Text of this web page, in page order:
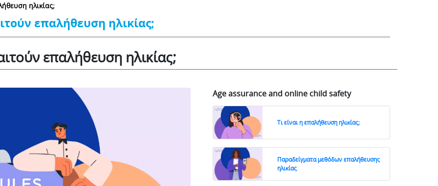
ηλικίας;
επαλήθευση ηλικίας;
επαλήθευση ηλικίας;
Age assurance and online child safety
Τι είναι η επαλήθευση ηλικίας;
Παραδείγματα μεθόδων επαλήθευσης
ηλικίας